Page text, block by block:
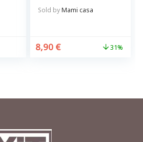
Sold byMami casa
8,90 € 31%